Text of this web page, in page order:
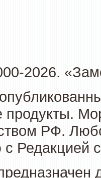
2026.
РФ.
Редакцией